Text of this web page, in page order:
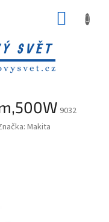
9032
Makita